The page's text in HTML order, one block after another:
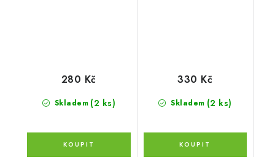
Skladem (2 ks)
280 Kč
Skladem (2 ks)
330 Kč